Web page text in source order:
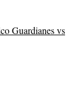
Guardianes vs